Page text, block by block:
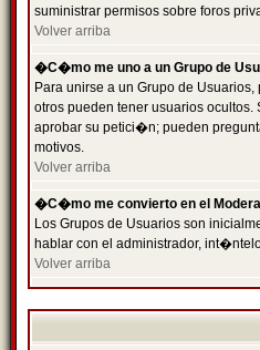
suministrar permisos sobre foros
Volver arriba
�C�mo me uno a un Grupo de
Para unirse a un Grupo de
otros pueden tener usuarios
aprobar su petici�n; pueden
motivos.
Volver arriba
�C�mo me convierto en el
Los Grupos de Usuarios son
hablar con el administrador,
Volver arriba